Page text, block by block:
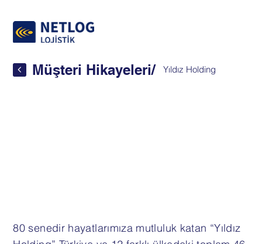
Yıldız Holding
/
Müşteri Hikayeleri
80 senedir hayatlarımıza mutluluk katan “Yıldız